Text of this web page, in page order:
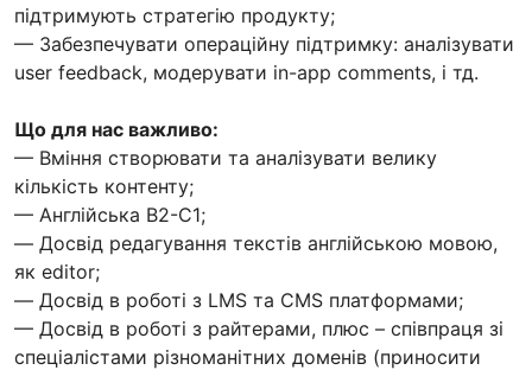
підтримують стратегію продукту;
— Забезпечувати операційну підтримку: аналізувати
user feedback, модерувати in-app comments, і тд.
Що для нас важливо:
— Вміння створювати та аналізувати велику
кількість контенту;
— Англійська B2-C1;
— Досвід редагування текстів англійською мовою,
як editor;
— Досвід в роботі з LMS та CMS платформами;
— Досвід в роботі з райтерами, плюс – співпраця зі
спеціалістами різноманітних доменів (приносити